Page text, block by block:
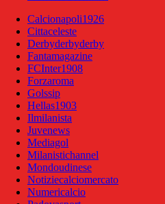
Calcionapoli1926
Cittaceleste
Derbyderbyderby
Fantamagazine
FCInter1908
Forzaroma
Golssip
Hellas1903
Ilmilanista
Juvenews
Mediagol
Milanistichannel
Mondoudinese
Notiziecalciomercato
Numericalcio